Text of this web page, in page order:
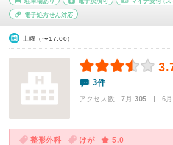
電子処方せん対応
土曜（〜17:00）
3件
アクセス数 7月:305 | 6月
整形外科 けが
5.0